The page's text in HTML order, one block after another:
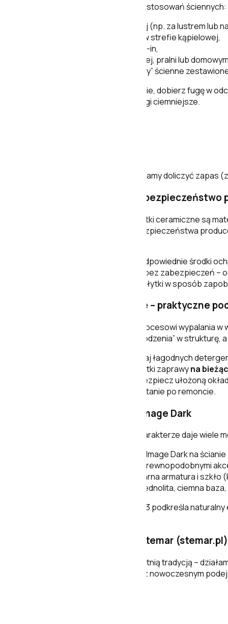
Płytka przeznaczona jest do zastosowań ściennych:
tło dla strefy umywalkowej (np. za lustrem lub
zabudowa wanny i ściany w strefie kąpielowej,
ściany prysznica typu walk-in,
akcent w toalecie gościnnej, pralni lub
dekoracyjne pasy lub „ramy” ścienne
Jeśli zależy Ci na spójnym efekcie, dobierz fugę w
łatwiej utrzymać w czystości fugi ciemniejsze.
Przy planowaniu zakupów zalecamy doliczyć zapas
Wskazówki montażowe i bezpieczeństwo
W codziennym użytkowaniu płytki ceramiczne są
może powstawać pył. Z kart bezpieczeństwa
Podczas obróbki stosuj odpowiednie środki
Unikaj obróbki „na sucho” bez zabezpieczeń –
Przechowuj i transportuj płytki w sposób
Pielęgnacja i czyszczenie – praktyczne
Powierzchnia ceramiki, dzięki procesowi wypalania
ma tendencji do trwałego „wchodzenia” w
Do bieżącego mycia używaj łagodnych
Po fugowaniu usuwaj resztki zaprawyna
Po zakończeniu prac zabezpiecz ułożoną
zarysowań i ułatwić sprzątanie po remoncie.
Pomysły na aranżację z Image Dark
Ciemna płytka o kamiennym charakterze daje
– Image Dark na
– zestawienie z drewnopodobnymi
– ciemna ściana + czarna armatura i
– jednolita, ciemna
Warto pamiętać, że tonalność V3 podkreśla
Dlaczego warto kupić w Stemar
Stemar to polska firma z wieloletnią tradycją –
doświadczenie rodzinnej marki z nowoczesnym